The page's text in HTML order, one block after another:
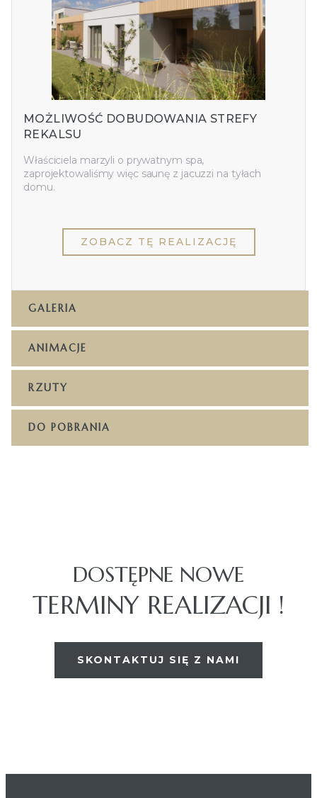
MOŻLIWOŚĆ DOBUDOWANIA STREFY
REKALSU
Właściciela marzyli o prywatnym spa,
zaprojektowaliśmy więc saunę z jacuzzi na tyłach
domu.
ZOBACZ TĘ REALIZACJĘ
GALERIA
ANIMACJE
RZUTY
DO POBRANIA
DOSTĘPNE NOWE
TERMINY REALIZACJI !
SKONTAKTUJ SIĘ Z NAMI